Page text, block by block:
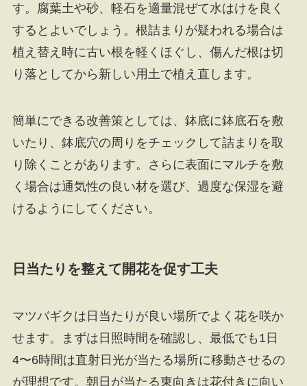
す。腐葉土や砂、軽石を適量混ぜて水はけを良く
するとよいでしょう。根詰まりが疑われる場合は
植え替え時に古い根を軽くほぐし、傷んだ根は切
り落としてから新しい用土で植え直します。
簡単にできる改善策としては、鉢底に鉢底石を敷
いたり、鉢底穴の周りをチェックして詰まりを取
り除くことがあります。さらに表面にマルチを敷
く場合は通気性の良い材を選び、過度な保湿を避
けるようにしてください。
日当たりを整えて開花を促す工夫
マツバギクは日当たりが良い場所でよく花を咲か
せます。まずは日照時間を確認し、最低でも1日
4〜6時間は直射日光が当たる場所に移動させるの
が理想です。朝日が当たる東向きは花付きに向い